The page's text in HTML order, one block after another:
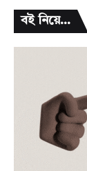
বই নিয়ে...